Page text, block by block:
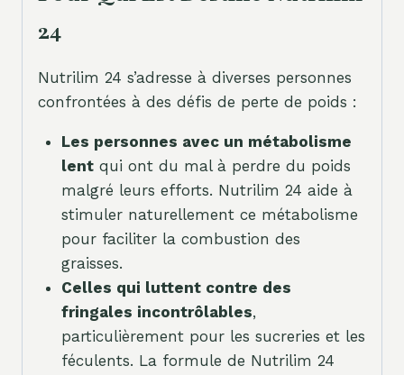
24
Nutrilim 24 s’adresse à diverses personnes
confrontées à des défis de perte de poids :
Les personnes avec un métabolisme
lentqui ont du mal à perdre du poids
malgré leurs efforts. Nutrilim 24 aide à
stimuler naturellement ce métabolisme
pour faciliter la combustion des
graisses.
Celles qui luttent contre des
fringales incontrôlables,
particulièrement pour les sucreries et les
féculents. La formule de Nutrilim 24